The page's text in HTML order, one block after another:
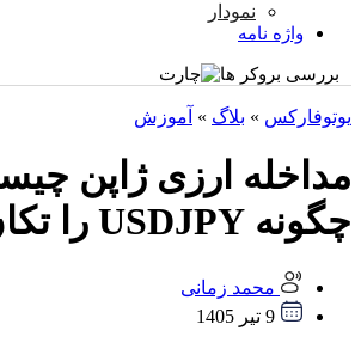
نمودار
واژه نامه
بررسی بروکر ها
یوتوفارکس » بلاگ » آموزش
مداخله ارزی ژاپن
چگونه USDJPY را تکان می‌دهد؟
محمد زمانی
9 تیر 1405